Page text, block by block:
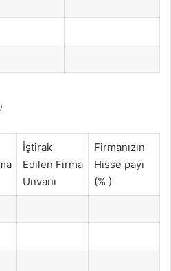
İştirak
Edilen Firma
Unvanı
Firmanızın
Hisse payı
(% )